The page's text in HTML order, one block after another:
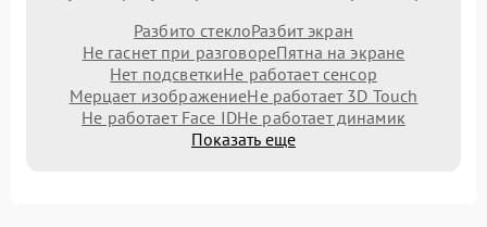
Разбито стеклоРазбит экран
Не гаснет при разговореПятна на экране
Нет подсветкиНе работает сенсор
Мерцает изображениеНе работает 3D Touch
Не работает Face IDНе работает динамик
Показать еще